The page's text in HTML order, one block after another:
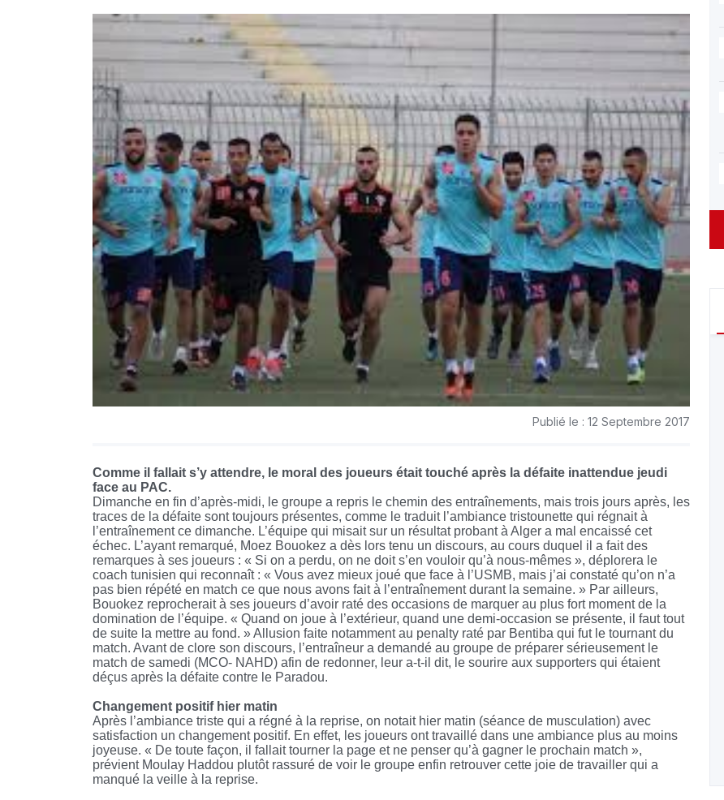
Publié le : 12 Septembre 2017
Comme il fallait s’y attendre, le moral des joueurs était touché après la défaite inattendue jeudi
face au PAC.
Dimanche en fin d’après-midi, le groupe a repris le chemin des entraînements, mais trois jours après, les
traces de la défaite sont toujours présentes, comme le traduit l’ambiance tristounette qui régnait à
l’entraînement ce dimanche. L’équipe qui misait sur un résultat probant à Alger a mal encaissé cet
échec. L’ayant remarqué, Moez Bouokez a dès lors tenu un discours, au cours duquel il a fait des
remarques à ses joueurs : « Si on a perdu, on ne doit s’en vouloir qu’à nous-mêmes », déplorera le
coach tunisien qui reconnaît : « Vous avez mieux joué que face à l’USMB, mais j’ai constaté qu’on n’a
pas bien répété en match ce que nous avons fait à l’entraînement durant la semaine. » Par ailleurs,
Bouokez reprocherait à ses joueurs d’avoir raté des occasions de marquer au plus fort moment de la
domination de l’équipe. « Quand on joue à l’extérieur, quand une demi-occasion se présente, il faut tout
de suite la mettre au fond. » Allusion faite notamment au penalty raté par Bentiba qui fut le tournant du
match. Avant de clore son discours, l’entraîneur a demandé au groupe de préparer sérieusement le
match de samedi (MCO- NAHD) afin de redonner, leur a-t-il dit, le sourire aux supporters qui étaient
déçus après la défaite contre le Paradou.
Changement positif hier matin
Après l’ambiance triste qui a régné à la reprise, on notait hier matin (séance de musculation) avec
satisfaction un changement positif. En effet, les joueurs ont travaillé dans une ambiance plus au moins
joyeuse. « De toute façon, il fallait tourner la page et ne penser qu’à gagner le prochain match »,
prévient Moulay Haddou plutôt rassuré de voir le groupe enfin retrouver cette joie de travailler qui a
manqué la veille à la reprise.